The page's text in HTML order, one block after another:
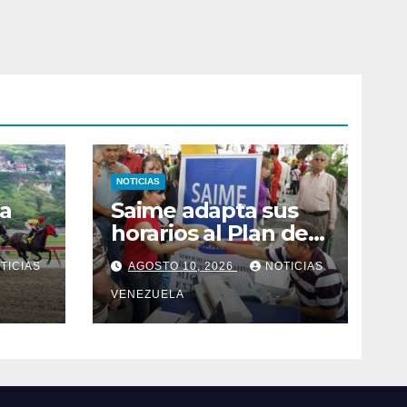
NOTICIAS
Saime adapta sus
horarios al Plan de
Ahorro de Energía
Eléctrica y Agua
AGOSTO 10, 2026 NOTICIAS
VENEZUELA